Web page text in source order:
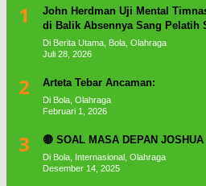
1
John Herdman Uji Mental
di Balik Absennya Sang Pelatih
Di Berita Utama, Bola, Olahraga
Juli 28, 2026
2 Arteta Tebar Ancaman:
Di Bola, Olahraga
Februari 1, 2026
3 🔴 SOAL MASA DEPAN
Di Bola, Internasional, Olahraga
Desember 14, 2025